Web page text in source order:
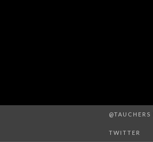
TWITTER